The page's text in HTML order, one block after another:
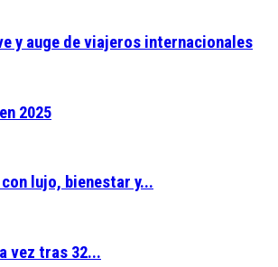
y auge de viajeros internacionales
2025
lujo, bienestar y...
vez tras 32...